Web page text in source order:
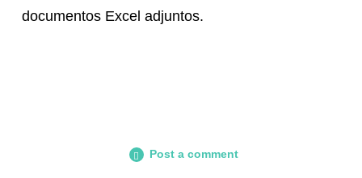
documentos Excel adjuntos.
Post a comment